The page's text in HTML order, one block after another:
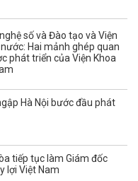
số và Đào tạo và Viện
Hai mảnh ghép quan
phát triển của Viện Khoa
Hà Nội bước đầu phát
tiếp tục làm Giám đốc
lợi Việt Nam